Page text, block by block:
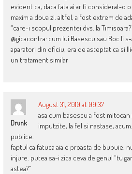
evident ca, daca fata ai ar fi considerat-o
maxim a doua zi. altfel, a fost extrem de
“care-i scopul prezentei dvs. la
@gicacontra: cum lui Basescu sau Boc li
aparatori din oficiu, era de asteptat ca si
un tratament similar
Drunk
August 31, 2010 at 09:37
asa cum basescu a fost
imputzite, la fel si nastase,
publice.
faptul ca fatuca aia e proasta de bubuie,
injure. putea sa-i zica ceva de genul “tu
astea?”